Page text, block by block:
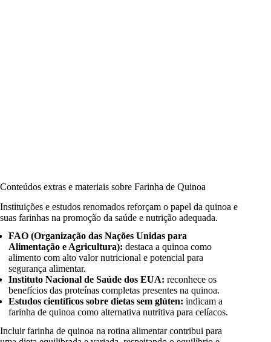
Conteúdos extras e materiais sobre Farinha de Quinoa
Instituições e estudos renomados reforçam o papel da quinoa e
suas farinhas na promoção da saúde e nutrição adequada.
FAO (Organização das Nações Unidas para
Alimentação e Agricultura): destaca a quinoa como
alimento com alto valor nutricional e potencial para
segurança alimentar.
Instituto Nacional de Saúde dos EUA: reconhece os
benefícios das proteínas completas presentes na quinoa.
Estudos científicos sobre dietas sem glúten: indicam a
farinha de quinoa como alternativa nutritiva para celíacos.
Incluir farinha de quinoa na rotina alimentar contribui para